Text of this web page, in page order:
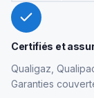
Certifiés et
Qualigaz,
Garanties